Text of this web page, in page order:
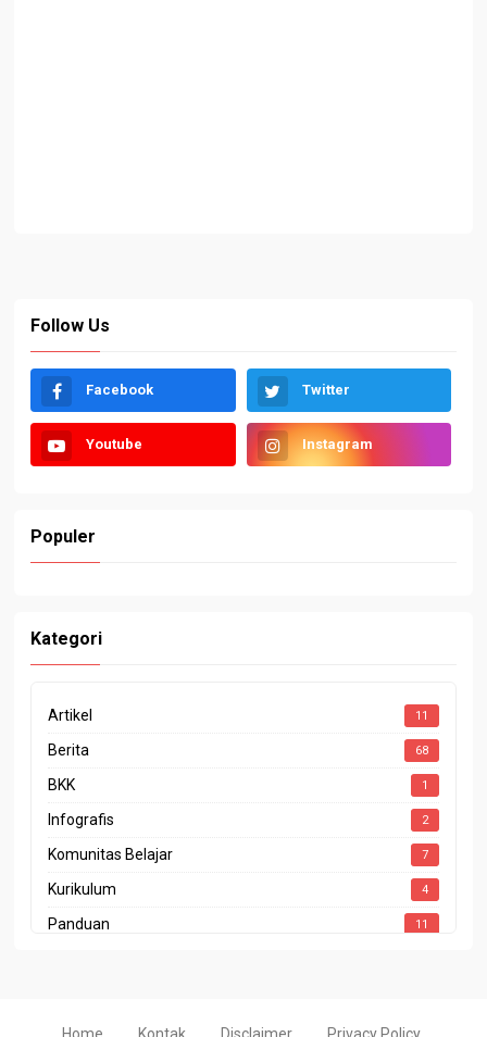
Follow Us
Facebook Twitter
Youtube Instagram
Populer
Kategori
Artikel 11
Berita 68
BKK 1
Infografis 2
Komunitas Belajar 7
Kurikulum 4
Panduan 11
Program Sekolah